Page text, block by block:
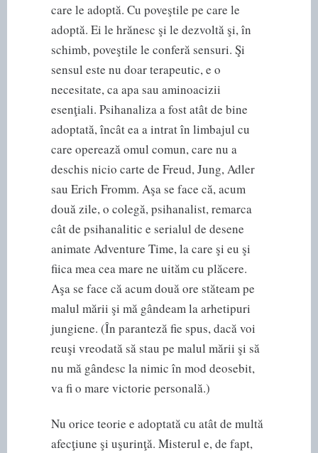
care le adoptă. Cu poveştile pe care le
adoptă. Ei le hrănesc şi le dezvoltă şi, în
schimb, poveştile le conferă sensuri. Şi
sensul este nu doar terapeutic, e o
necesitate, ca apa sau aminoacizii
esenţiali. Psihanaliza a fost atât de bine
adoptată, încât ea a intrat în limbajul cu
care operează omul comun, care nu a
deschis nicio carte de Freud, Jung, Adler
sau Erich Fromm. Aşa se face că, acum
două zile, o colegă, psihanalist, remarca
cât de psihanalitic e serialul de desene
animate Adventure Time, la care şi eu şi
fiica mea cea mare ne uităm cu plăcere.
Aşa se face că acum două ore stăteam pe
malul mării şi mă gândeam la arhetipuri
jungiene. (În paranteză fie spus, dacă voi
reuşi vreodată să stau pe malul mării şi să
nu mă gândesc la nimic în mod deosebit,
va fi o mare victorie personală.)
Nu orice teorie e adoptată cu atât de multă
afecţiune şi uşurinţă. Misterul e, de fapt,